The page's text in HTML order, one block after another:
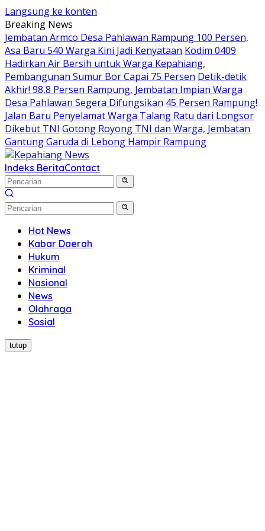
Langsung ke konten
Breaking News
Jembatan Armco Desa Pahlawan Rampung 100 Persen,
Asa Baru 540 Warga Kini Jadi Kenyataan Kodim 0409
Hadirkan Air Bersih untuk Warga Kepahiang,
Pembangunan Sumur Bor Capai 75 Persen Detik-detik
Akhir! 98,8 Persen Rampung, Jembatan Impian Warga
Desa Pahlawan Segera Difungsikan 45 Persen Rampung!
Jalan Baru Penyelamat Warga Talang Ratu dari Longsor
Dikebut TNI Gotong Royong TNI dan Warga, Jembatan
Gantung Garuda di Lebong Hampir Rampung
Indeks BeritaContact
Hot News
Kabar Daerah
Hukum
Kriminal
Nasional
News
Olahraga
Sosial
tutup